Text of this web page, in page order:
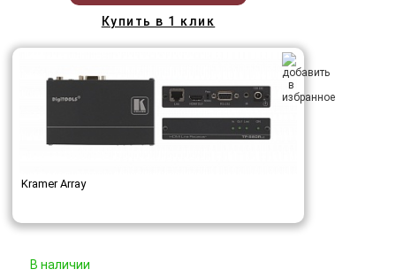
Купить в 1 клик
Kramer Array
В наличии